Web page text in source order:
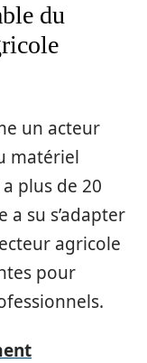
du
un acteur
matériel
plus de 20
a su s’adapter
agricole
pour